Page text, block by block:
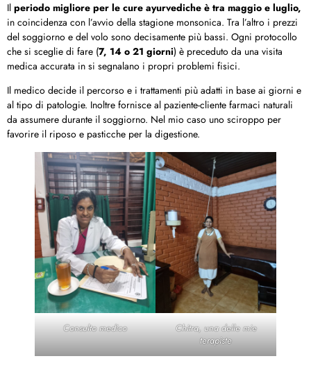
Il periodo migliore per le cure ayurvediche è tra maggio e luglio,
in coincidenza con l’avvio della stagione monsonica. Tra l’altro i prezzi
del soggiorno e del volo sono decisamente più bassi. Ogni protocollo
che si sceglie di fare (7, 14 o 21 giorni) è preceduto da una visita
medica accurata in si segnalano i propri problemi fisici.
Il medico decide il percorso e i trattamenti più adatti in base ai giorni e
al tipo di patologie. Inoltre fornisce al paziente-cliente farmaci naturali
da assumere durante il soggiorno. Nel mio caso uno sciroppo per
favorire il riposo e pasticche per la digestione.
Consulto medico
Chitra, una delle mie
terapiste